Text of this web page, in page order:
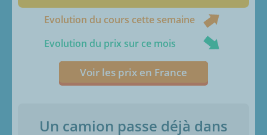
Evolution du cours cette semaine
Evolution du prix sur ce mois
Voir les prix en France
Un camion passe déjà dans